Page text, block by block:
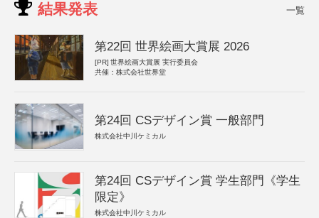
結果発表 一覧
第22回 世界絵画大賞展 2026
[PR] 世界絵画大賞展 実行委員会
共催：株式会社世界堂
第24回 CSデザイン賞 一般部門
株式会社中川ケミカル
第24回 CSデザイン賞 学生部門《学生
限定》
株式会社中川ケミカル